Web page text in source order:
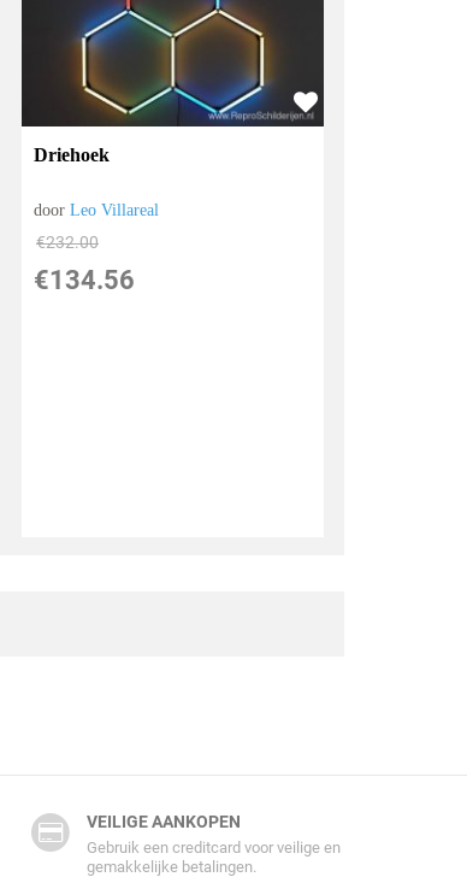
Driehoek
doorLeo Villareal
€232.00
€134.56
VEILIGE AANKOPEN
Gebruik een creditcard voor veilige en
gemakkelijke betalingen.